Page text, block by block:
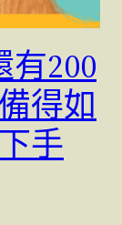
有200
得如
手